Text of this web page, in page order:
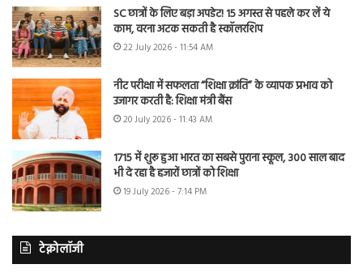
SC छात्रों के लिए बड़ा अपडेट! 15 अगस्त से पहले कर लें ये
काम, वरना अटक सकती है स्कॉलरशिप
22 July 2026 - 11:54 AM
नीट परीक्षा में सफलता “शिक्षा क्रांति” के व्यापक प्रभाव को
उजागर करती है: शिक्षा मंत्री बैंस
20 July 2026 - 11:43 AM
1715 में शुरू हुआ भारत का सबसे पुराना स्कूल, 300 साल बाद
भी दे रहा है हजारों छात्रों को शिक्षा
19 July 2026 - 7:14 PM
टेक्नोलॉजी